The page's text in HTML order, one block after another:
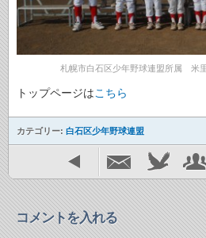
札幌市白石区少年野球連盟所属 米
トップページはこちら
カテゴリー: 白石区少年野球連盟
コメントを入れる